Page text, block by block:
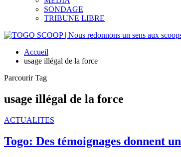
SONDAGE
TRIBUNE LIBRE
Accueil
usage illégal de la force
Parcourir Tag
usage illégal de la force
ACTUALITES
Togo: Des témoignages donnent